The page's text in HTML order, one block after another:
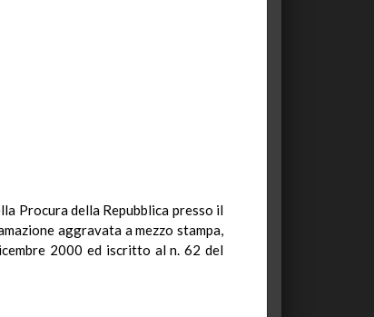
Procura della Repubblica presso il
aggravata a mezzo stampa,
2000 ed iscritto al n. 62 del